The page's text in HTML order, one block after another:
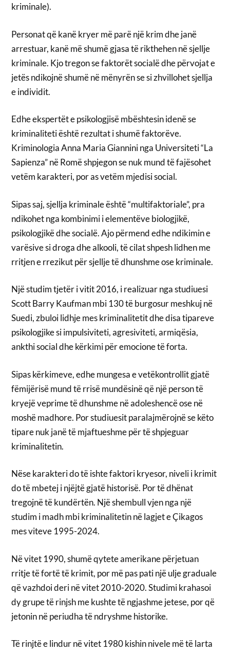
kriminale).
Personat që kanë kryer më parë një krim dhe janë
arrestuar, kanë më shumë gjasa të rikthehen në sjellje
kriminale. Kjo tregon se faktorët socialë dhe përvojat e
jetës ndikojnë shumë në mënyrën se si zhvillohet sjellja
e individit.
Edhe ekspertët e psikologjisë mbështesin idenë se
kriminaliteti është rezultat i shumë faktorëve.
Kriminologia Anna Maria Giannini nga Universiteti “La
Sapienza” në Romë shpjegon se nuk mund të fajësohet
vetëm karakteri, por as vetëm mjedisi social.
Sipas saj, sjellja kriminale është “multifaktoriale”, pra
ndikohet nga kombinimi i elementëve biologjikë,
psikologjikë dhe socialë. Ajo përmend edhe ndikimin e
varësive si droga dhe alkooli, të cilat shpesh lidhen me
rritjen e rrezikut për sjellje të dhunshme ose kriminale.
Një studim tjetër i vitit 2016, i realizuar nga studiuesi
Scott Barry Kaufman mbi 130 të burgosur meshkuj në
Suedi, zbuloi lidhje mes kriminalitetit dhe disa tipareve
psikologjike si impulsiviteti, agresiviteti, armiqësia,
ankthi social dhe kërkimi për emocione të forta.
Sipas kërkimeve, edhe mungesa e vetëkontrollit gjatë
fëmijërisë mund të rrisë mundësinë që një person të
kryejë veprime të dhunshme në adoleshencë ose në
moshë madhore. Por studiuesit paralajmërojnë se këto
tipare nuk janë të mjaftueshme për të shpjeguar
kriminalitetin.
Nëse karakteri do të ishte faktori kryesor, niveli i krimit
do të mbetej i njëjtë gjatë historisë. Por të dhënat
tregojnë të kundërtën. Një shembull vjen nga një
studim i madh mbi kriminalitetin në lagjet e Çikagos
mes viteve 1995-2024.
Në vitet 1990, shumë qytete amerikane përjetuan
rritje të fortë të krimit, por më pas pati një ulje graduale
që vazhdoi deri në vitet 2010-2020. Studimi krahasoi
dy grupe të rinjsh me kushte të ngjashme jetese, por që
jetonin në periudha të ndryshme historike.
Të rinjtë e lindur në vitet 1980 kishin nivele më të larta